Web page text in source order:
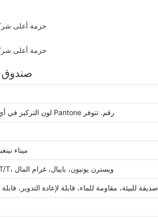
صندوق بريد
CMYK & لون التركيز في أي ألوان Pantone رقم. تتوفر
ميناء
خطاب الاعتماد، T/T، ويسترن يونيون، بايبال، غرام المال
صديقة للبيئة، مقاومة للماء، قابلة لإعادة التدوير،